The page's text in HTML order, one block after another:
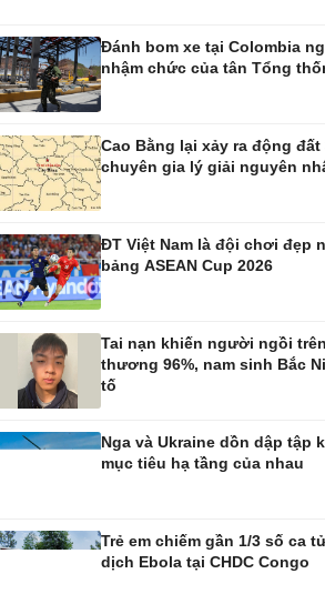
nghệ
Sành điệu
Trải nghiệm
Chuyển đổi số
Sức khỏe
Sản phụ khoa
Nhi khoa
Phòng mạch
Ăn sạch sống
sự - Quốc phòng
Vũ khí
Việt Nam
Phân tích
Đánh bom xe tại Colombia
nhậm chức của tân Tổng
Cao Bằng lại xảy ra động đất
chuyên gia lý giải nguyên
ĐT Việt Nam là đội chơi đẹp
bảng ASEAN Cup 2026
Tai nạn khiến người ngồi
thương 96%, nam sinh Bắc
tố
Nga và Ukraine dồn dập tập
mục tiêu hạ tầng của nhau
Trẻ em chiếm gần 1/3 số ca
dịch Ebola tại CHDC Congo